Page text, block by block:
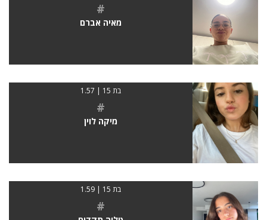
#
מאיה אברם
בת 15 | 1.57
#
מיקה לוין
בת 15 | 1.59
#